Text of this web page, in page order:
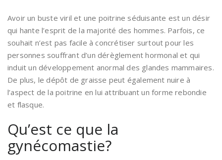
Avoir un buste viril et une poitrine séduisante est un désir
qui hante l’esprit de la majorité des hommes. Parfois, ce
souhait n’est pas facile à concrétiser surtout pour les
personnes souffrant d’un dérèglement hormonal et qui
induit un développement anormal des glandes mammaires.
De plus, le dépôt de graisse peut également nuire à
l’aspect de la poitrine en lui attribuant un forme rebondie
et flasque.
Qu’est ce que la
gynécomastie?